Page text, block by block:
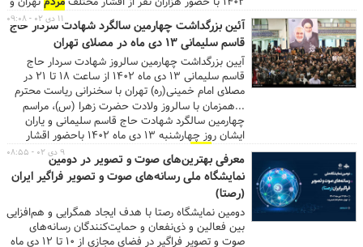
خانواده شهید سلیمانی و با سخنرانی حجت‌الاسلام سید
ابراهیم رئیسی، رئیس جمهور، سردار قاآنی فرمانده سپاه
قدس و مداحی آقایان مهدی رسولی و حسین طاهری در
مصلای امام خمینی(ره) تهران برگزار شد.
آئین بزرگداشت چهارمین سالگرد شهادت سردار حاج
قاسم سلیمانی ۱۳ دی ماه در مصلای تهران
آیین بزرگداشت چهارمین سالروز شهادت سردار حاج
قاسم سلیمانی ۱۳ دی ماه ۱۴۰۲ از ساعت ۱۸ تا ۲۱ در
مصلای امام خمینی(ره) تهران با سخنرانی ریاست محترم
جمهور و رهبران جبهه مقاومت برگزار می‌شود.
...همزمان با سالروز ولادت حضرت زهرا (س)، مراسم
چهارمین سالگرد شهادت حاج قاسم سلیمانی و یاران
ایشان روز چهارشنبه ۱۳ دی ماه ۱۴۰۲ باحضور اقشار
مختلف
، خانواده محترم شهدا، حجت الاسلام
رئیسی ریاست محترم جمهوری اسلامی، رهبران جبهه
مقاومت و سایر مقامات کشوری و لشکری در مصلای امام
خمینی(ره) برگزار می‌شود. ...گفتنی است این برنامه از
ساعت ۱۸ در شبستان مصلی آغاز خواهد شد. با تأکید
استفاده حداکثریمردم عزیز از ظرفیت مترو برای مراجعه
به مصلی، در ایستگاه‌های شهید بهشتی و مصلای امام
۱۱ دی ۰۲ - ۰۹:۰۸
معرفی بهترین‌های صوت و تصویر در دومین
نمایشگاه ملی رسانه‌های صوت و تصویر فراگیر ایران
(رصتا)
دومین نمایشگاه رصتا با هدف ایجاد همگرایی و هم‌افزایی
بین فعالین و ذی‌نفعان و حمایت‌کنندگان رسانه‌های
صوت و تصویر فراگیر در فضای مجازی از ۱۰ تا ۱۲ دی ماه
۹ دی ۰۲ - ۰۸:۵۵